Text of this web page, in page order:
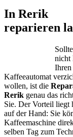
In Rerik
reparieren
nicht
Ihren
Kaffeeautomat
wollen, ist die
Rerik genau das
Sie. Der Vorteil liegt
auf der Hand: Sie
Kaffeemaschine
selben Tag zum